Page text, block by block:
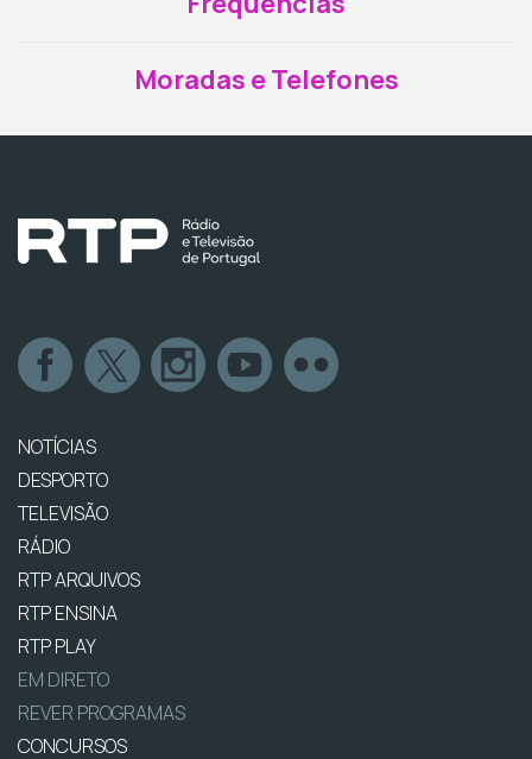
Moradas e Telefones
NOTÍCIAS
DESPORTO
TELEVISÃO
RÁDIO
RTP ARQUIVOS
RTP ENSINA
RTP PLAY
EM DIRETO
REVER PROGRAMAS
CONCURSOS